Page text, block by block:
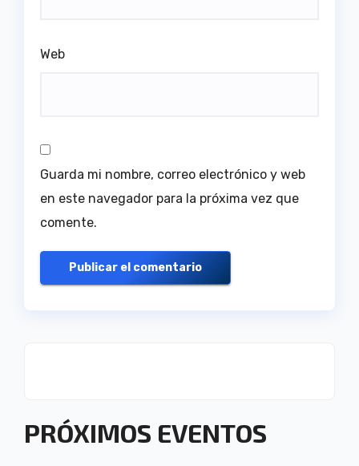
Web
Guarda mi nombre, correo electrónico y web
en este navegador para la próxima vez que
comente.
PRÓXIMOS EVENTOS